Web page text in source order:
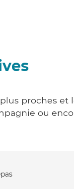
proches et
ou